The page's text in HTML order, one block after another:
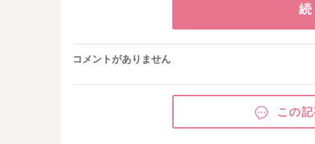
続
コメントがありません
この